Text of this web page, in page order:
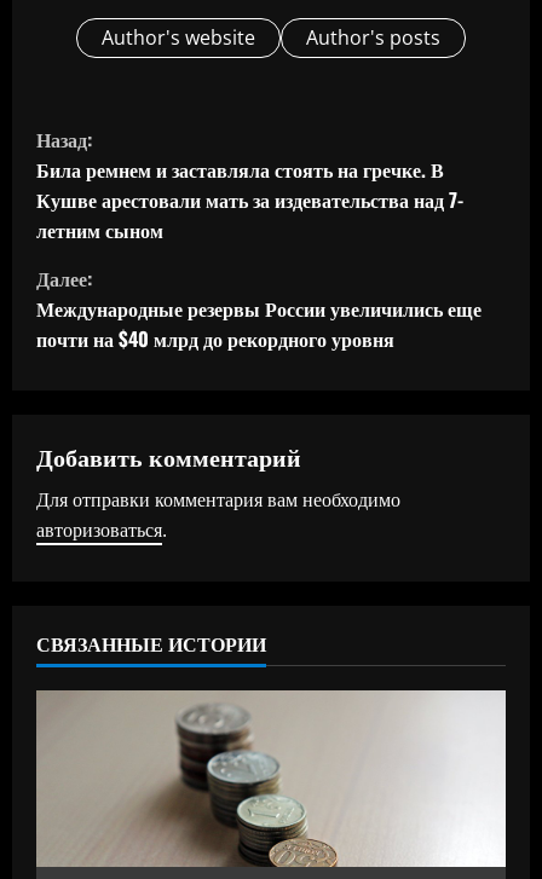
Author's website Author's posts
П
р
о
д
о
и
т
ч
т
Назад:
Била ремнем и заставляла стоять на гречке. В
Кушве арестовали мать за издевательства над 7-
летним сыном
Далее:
Международные резервы России увеличились еще
почти на $40 млрд до рекордного уровня
Добавить комментарий
Для отправки комментария вам необходимо
авторизоваться.
СВЯЗАННЫЕ ИСТОРИИ